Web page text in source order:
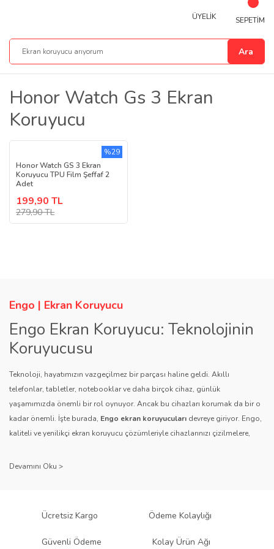
Ara
ÜYELİK SEPETİM
Honor Watch Gs 3 Ekran
Koruyucu
Honor Watch GS 3 Ekran
Koruyucu TPU Film Şeffaf 2
Adet
199,90 TL
279,90 TL
%29
Engo | Ekran Koruyucu
Engo Ekran Koruyucu: Teknolojinin
Koruyucusu
Teknoloji, hayatımızın vazgeçilmez bir parçası haline geldi. Akıllı
telefonlar, tabletler, notebooklar ve daha birçok cihaz, günlük
yaşamımızda önemli bir rol oynuyor. Ancak bu cihazları korumak da bir o
kadar önemli. İşte burada, Engo ekran koruyucuları devreye giriyor. Engo,
kaliteli ve yenilikçi ekran koruyucu çözümleriyle cihazlarınızı çizilmelere,
sağlıyor.
Engo ekran koruyucuları
, uzun yıllara dayanan tecrübesi ve teknolojiye
ürününü titiz bir kalite kontrol sürecinden geçirir. Kullanıcı dostu tasarımı
Ücretsiz Kargo Ödeme Kolaylığı
Güvenli Ödeme Kolay Ürün Ağı